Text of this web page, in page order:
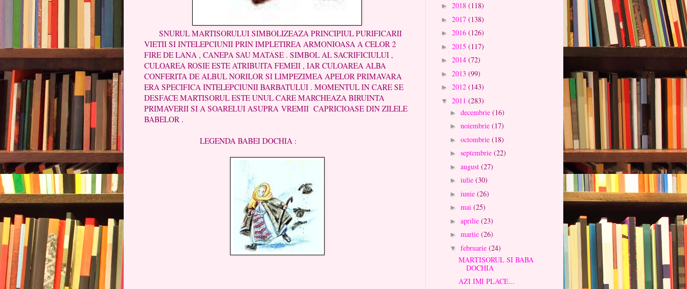
SNURUL MARTISORULUI SIMBOLIZEAZA PRINCIPIUL PURIFICARII
VIETII SI INTELEPCIUNII PRIN IMPLETIREA ARMONIOASA A CELOR 2
FIRE DE LANA , CANEPA SAU MATASE . SIMBOL AL SACRIFICIULUI ,
CULOAREA ROSIE ESTE ATRIBUITA FEMEII , IAR CULOAREA ALBA
CONFERITA DE ALBUL NORILOR SI LIMPEZIMEA APELOR PRIMAVARA
ERA SPECIFICA INTELEPCIUNII BARBATULUI . MOMENTUL IN CARE SE
DESFACE MARTISORUL ESTE UNUL CARE MARCHEAZA BIRUINTA
PRIMAVERII SI A SOARELUI ASUPRA VREMII CAPRICIOASE DIN ZILELE
BABELOR .
LEGENDA BABEI DOCHIA :
► 2018 (118)
► 2017 (138)
► 2016 (126)
► 2015 (117)
► 2014 (72)
► 2013 (99)
► 2012 (143)
▼ 2011 (283)
► decembrie (16)
► noiembrie (17)
► octombrie (18)
► septembrie (22)
► august (27)
► iulie (30)
► iunie (26)
► mai (25)
► aprilie (23)
► martie (26)
▼ februarie (24)
MARTISORUL SI BABA
DOCHIA
AZI IMI PLACE...